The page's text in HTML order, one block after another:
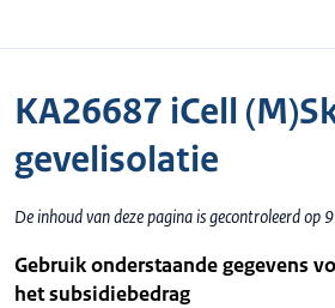
KA26687 iCell
gevelisolatie
De inhoud van deze pagina is gecontroleerd op
Gebruik onderstaande gegevens
het subsidiebedrag